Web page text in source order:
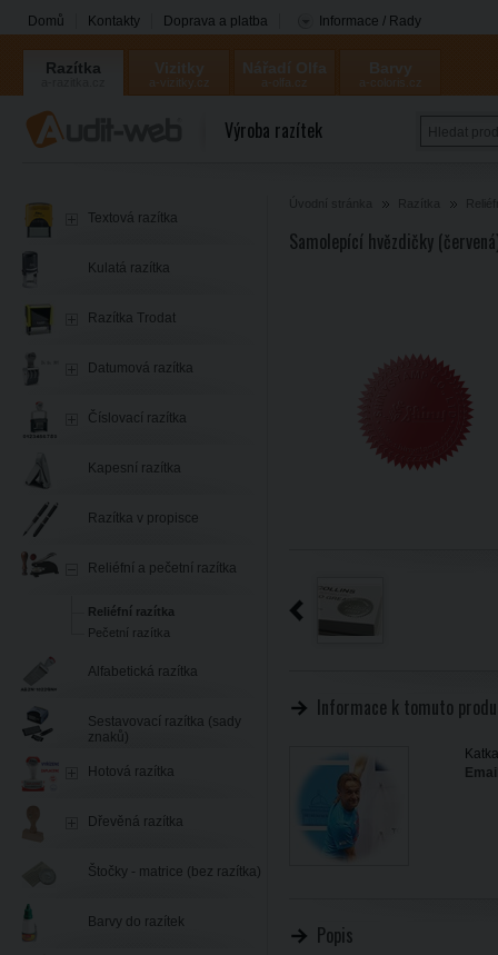
Domů Kontakty Doprava a platba Informace / Rady
Razítka
Coloris
Výroba razítek
Samolepící hvězdičky
Informace k tomuto
Popis
Textová razítka
Kulatá razítka
Razítka Trodat
Datumová razítka
Číslovací razítka
Kapesní razítka
Razítka v propisce
Reliéfní a pečetní razítka
Reliéfní razítka
Pečetní razítka
Alfabetická razítka
Sestavovací razítka (sady
znaků)
Hotová razítka
Dřevěná razítka
Štočky - matrice (bez razítka)
Barvy do razítek